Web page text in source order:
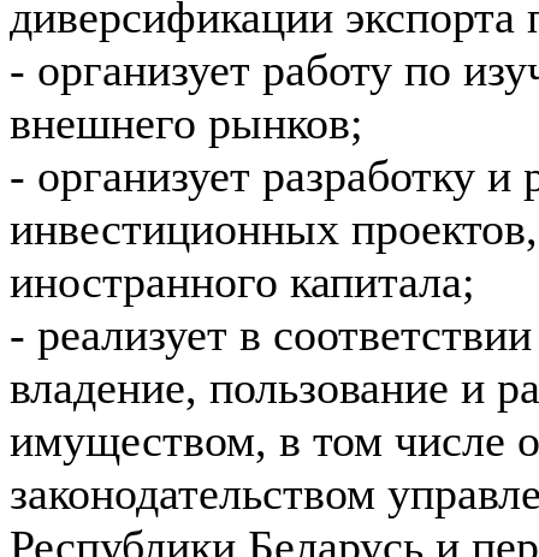
диверсификации экспорта
- организует работу по
внешнего рынков;
- организует разработку
инвестиционных
иностранного капитала;
- реализует в
владение, пользование и
имуществом, в том числе
законодательством
Республики Беларусь и